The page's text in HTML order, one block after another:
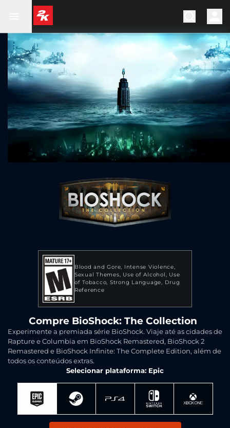
Blood and Gore Intense Violence
Sexual Themes
Use of Alcohol
Use
of Tobacco Strong Language
Drug
Reference
Compre BioShock: The Collection
Experimente a premiada série BioShock. Viaje até as cidades de
Rapture e Columbia em BioShock Remastered, BioShock 2
Remastered e BioShock Infinite: The Complete Edition, além de
todos os conteúdos extras.
Selecionar plataforma: Epic